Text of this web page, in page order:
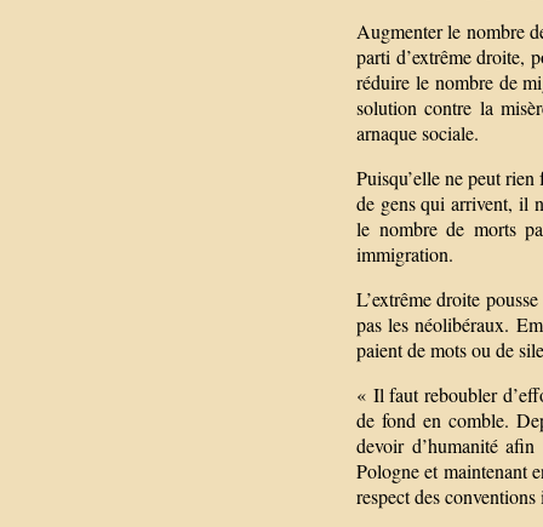
Augmenter le nombre
parti d’extrême droite,
réduire le nombre de
solution contre la
arnaque sociale.
Puisqu’elle ne peut
de gens qui arrivent, il
le nombre de morts
immigration.
L’extrême droite
pas les néolibéraux.
paient de mots ou de
« Il faut reboubler
de fond en comble.
devoir d’humanité
Pologne et maintenant
respect des